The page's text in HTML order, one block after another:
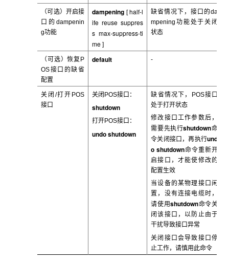
（可选）开启接
口的dampenin
g功能
dampening [half-l
ife reuse suppres
s max-suppress-ti
me ]
缺省情况下，接口的da
mpening 功能处于关闭
状态
（可选）恢复P
OS接口的缺省
配置
default -
关闭/打开POS
接口
关闭POS接口：
shutdown
打开POS接口：
undo shutdown
缺省情况下，POS接口
处于打开状态
修改接口工作参数后，
需要先执行shutdown命
令关闭接口，再执行und
o shutdown命令重新开
启接口，才能使修改的
配置生效
当设备的某物理接口闲
置，没有连接电缆时，
请使用shutdown命令关
闭该接口，以防止由于
干扰导致接口异常
关闭接口会导致接口停
止工作，请慎用此命令